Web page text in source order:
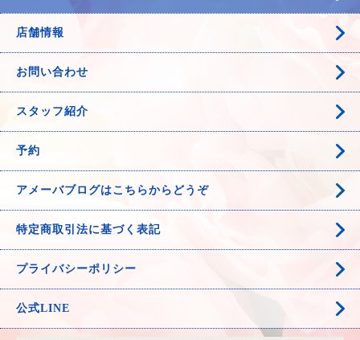
店舗情報
お問い合わせ
スタッフ紹介
予約
アメーバブログはこちらからどうぞ
特定商取引法に基づく表記
プライバシーポリシー
公式LINE